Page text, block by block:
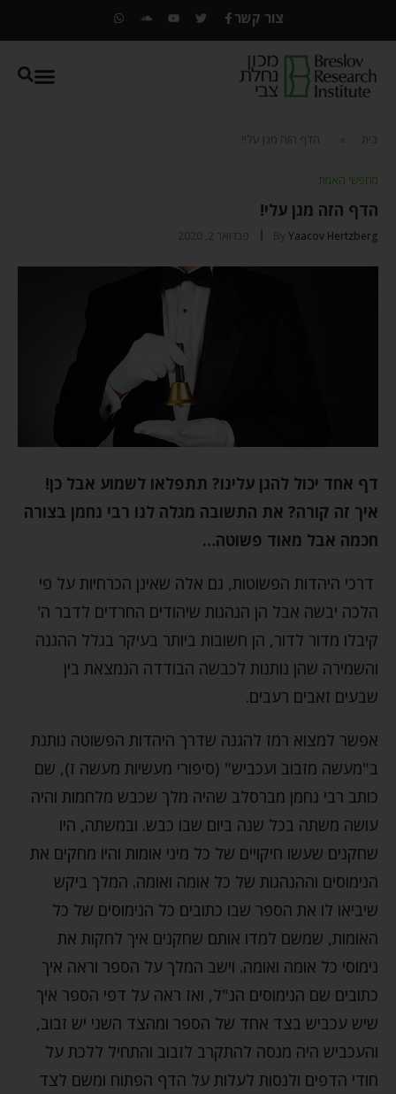
צור קשר
בית הדף הזה מגן עלי!
מחפשי האמת
הדף הזה מגן עלי!
By Yaacov Hertzberg פברואר 2, 2020
דף אחד יכול להגן עלינו? תתפלאו לשמוע אבל כן!
איך זה קורה? את התשובה מגלה לנו רבי נחמן בצורה
חכמה אבל מאוד פשוטה…
דרכי היהדות הפשוטות, גם אלה שאינן הכרחיות על פי
הלכה יבשה אבל הן הנהגות שיהודים החרדים לדבר ה'
קיבלו מדור לדור, הן חשובות ביותר בעיקר בגלל ההגנה
והשמירה שהן נותנות לכבשה הבודדה הנמצאת בין
שבעים זאבים רעבים.
אפשר למצוא רמז להגנה שדרך היהדות הפשוטה נותנת
ב"מעשה מזבוב ועכביש" (סיפורי מעשיות מעשה ז), שם
כותב רבי נחמן מברסלב שהיה מלך שכבש מלחמות והיה
עושה משתה בכל שנה ביום שבו כבש. ובמשתה, היו
שחקנים שעשו חיקויים של כל מיני אומות והיו מחקים את
הנימוסים וההנהגות של כל אומה ואומה. המלך ביקש
שיביאו לו את הספר שבו כתובים כל הנימוסים של כל
האומות, שמשם למדו אותם שחקנים איך לחקות את
נימוסי כל אומה ואומה. וישב המלך על הספר וראה איך
כתובים שם הנימוסים הנ"ל, ואז ראה על דפי הספר איך
שיש עכביש בצד אחד של הספר ומהצד השני יש זבוב,
והעכביש היה מנסה להתקרב לזבוב והתחיל ללכת על
חודי הדפים ולנסות לעלות על הדף הפתוח ומשם לצד